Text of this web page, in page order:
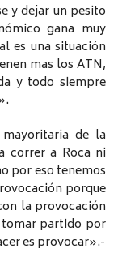
y dejar un pesito
gana muy
es una situación
mas los ATN,
y todo siempre
de la
correr a Roca ni
por eso tenemos
porque
la provocación
partido por
es provocar».-